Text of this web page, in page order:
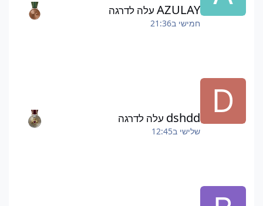
AZULAY עלה לדרגה
חמישי ב21:36
dshdd עלה לדרגה
שלישי ב12:45